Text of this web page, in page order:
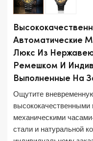
Автоматические
Люкс Из
Ремешком И
Выполненные На
Ощутите
механическими
стали и натуральной